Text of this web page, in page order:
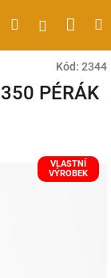
HledatPřihlášení
Kód: 2344
PÉRÁK
VLASTNÍ
VÝROBEK